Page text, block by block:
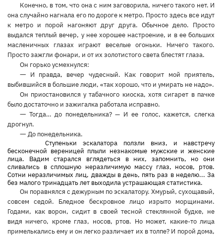
Конечно, в том, что она с ним заговорила, ничего такого нет. И
она случайно нагнала его по дороге к метро. Просто здесь все идут
к метро и порой нагоняют друг друга. Обычное дело. Просто
выдался теплый вечер, у нее хорошее настроение, и в ее больших
масленичных глазах играют веселые огоньки. Ничего такого.
Просто зажгли фонари, и от их золотистого света блестят глаза.
Он горько усмехнулся:
— И правда, вечер чудесный. Как говорит мой приятель,
выбившийся в большие люди, «так хорошо, что и умирать не надо».
Он приостановился у табачного киоска, хотя сигарет в пачке
было достаточно и зажигалка работала исправно.
—Тогда… до понедельника? — И ее голос, кажется, слегка
дрогнул.
— До понедельника.
Ступеньки эскалатора ползли вниз, и навстречу
бесконечной вереницей плыли незнакомые мужские и женские
лица. Вадим старался вглядеться в них, запомнить, но они
сливались в сплошную неразличимую массу глаз, носов, ртов.
Сотни неразличимых лиц, дважды в день, пять раз в неделю... За
без малого тринадцать лет выходила устрашающая статистика.
Он поравнялся с дежурным по эскалатору. Хмурый, сухощавый,
совсем седой. Бледное бескровное лицо изрыто морщинами.
Годами, как ворон, сидит в своей тесной стеклянной будке, не
видя ничего, кроме глаз, носов, ртов. Но может, какие-то лица
примелькались ему и он легко различает их в толпе? И порой дома,